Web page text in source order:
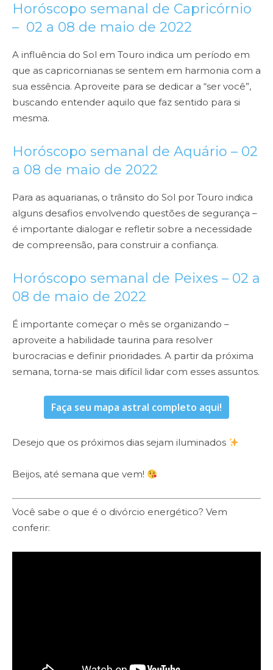
Horóscopo semanal de Capricórnio
– 02 a 08 de maio de 2022
A influência do Sol em Touro indica um período em
que as capricornianas se sentem em harmonia com a
sua essência. Aproveite para se dedicar a “ser você”,
buscando entender aquilo que faz sentido para si
mesma.
Horóscopo semanal de Aquário – 02
a 08 de maio de 2022
Para as aquarianas, o trânsito do Sol por Touro indica
alguns desafios envolvendo questões de segurança –
é importante dialogar e refletir sobre a necessidade
de compreensão, para construir a confiança.
Horóscopo semanal de Peixes – 02 a
08 de maio de 2022
É importante começar o mês se organizando –
aproveite a habilidade taurina para resolver
burocracias e definir prioridades. A partir da próxima
semana, torna-se mais difícil lidar com esses assuntos.
Faça seu mapa astral completo aqui!
Desejo que os próximos dias sejam iluminados
Beijos, até semana que vem!
Você sabe o que é o divórcio energético? Vem
conferir: